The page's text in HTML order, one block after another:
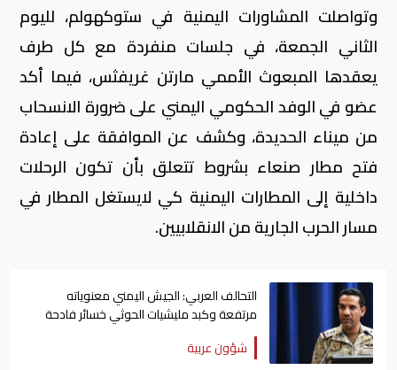
وتواصلت المشاورات اليمنية في ستوكهولم، لليوم
الثاني الجمعة، في جلسات منفردة مع كل طرف
يعقدها المبعوث الأممي مارتن غريفثس، فيما أكد
عضو في الوفد الحكومي اليمني على ضرورة الانسحاب
من ميناء الحديدة، وكشف عن الموافقة على إعادة
فتح مطار صنعاء بشروط تتعلق بأن تكون الرحلات
داخلية إلى المطارات اليمنية كي لايستغل المطار في
مسار الحرب الجارية من الانقلابيين.
التحالف العربي: الجيش اليمني معنوياته
مرتفعة وكبد مليشيات الحوثي خسائر فادحة
شؤون عربية